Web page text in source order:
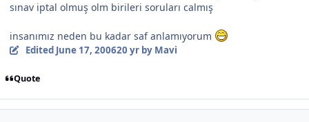
sınav iptal olmuş olm birileri soruları calmış
insanımız neden bu kadar saf anlamıyorum
Edited June 17, 200620 yrby Mavi
Quote